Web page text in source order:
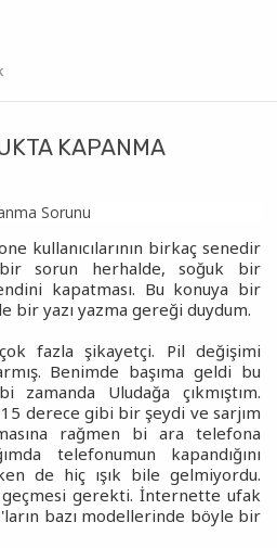
KAPANMA
kullanıcılarının birkaç senedir
sorun herhalde, soğuk bir
kapatması. Bu konuya bir
bir yazı yazma gereği duydum.
fazla şikayetçi. Pil değişimi
Benimde başıma geldi bu
zamanda Uludağa çıkmıştım.
-15 derece gibi bir şeydi ve sarjım
rağmen bi ara telefona
telefonumun kapandığını
de hiç ışık bile gelmiyordu.
gerekti. İnternette ufak
bazı modellerinde böyle bir